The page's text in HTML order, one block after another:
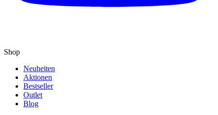
Shop
Neuheiten
Aktionen
Bestseller
Outlet
Blog